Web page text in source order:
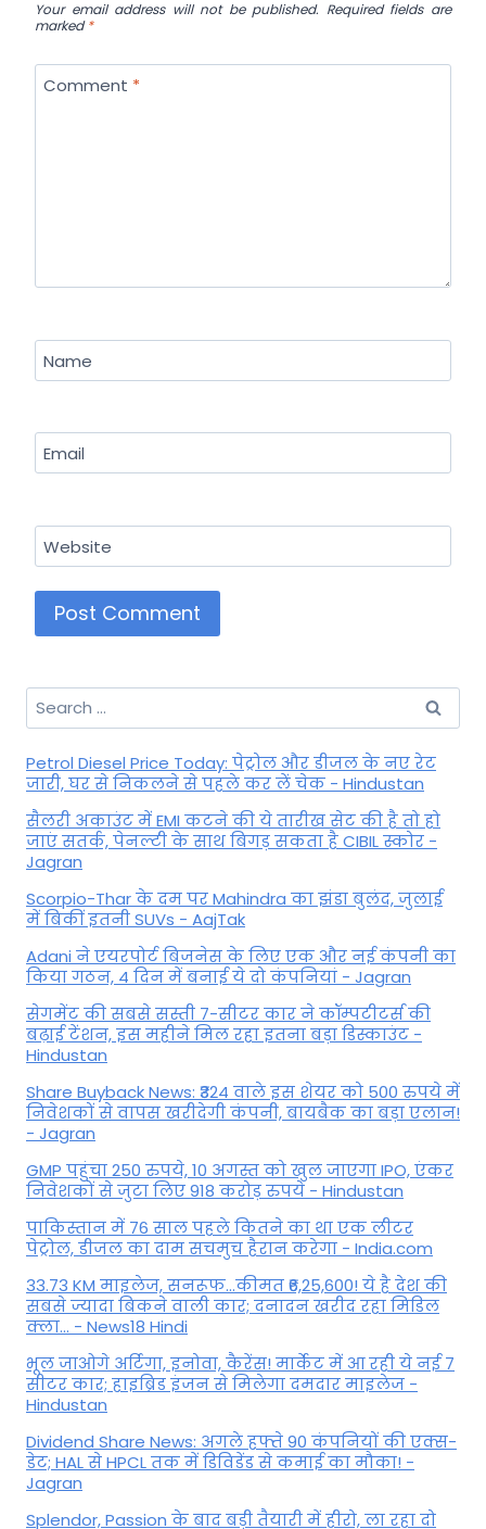
Your email address will not be published. Required fields are
marked*
Comment *
Name
Email
Website
Search
for:
Petrol Diesel Price Today: पेट्रोल और डीजल के नए रेट
जारी, घर से निकलने से पहले कर लें चेक - Hindustan
सैलरी अकाउंट में EMI कटने की ये तारीख सेट की है तो हो
जाएं सतर्क, पेनल्टी के साथ बिगड़ सकता है CIBIL स्कोर -
Jagran
Scorpio-Thar के दम पर Mahindra का झंडा बुलंद, जुलाई
में बिकीं इतनी SUVs - AajTak
Adani ने एयरपोर्ट बिजनेस के लिए एक और नई कंपनी का
किया गठन, 4 दिन में बनाई ये दो कंपनियां - Jagran
सेगमेंट की सबसे सस्ती 7-सीटर कार ने कॉम्पटीटर्स की
बढ़ाई टेंशन, इस महीने मिल रहा इतना बड़ा डिस्काउंट -
Hindustan
Share Buyback News: ₹324 वाले इस शेयर को 500 रुपये में
निवेशकों से वापस खरीदेगी कंपनी, बायबैक का बड़ा एलान!
- Jagran
GMP पहुंचा 250 रुपये, 10 अगस्त को खुल जाएगा IPO, एंकर
निवेशकों से जुटा लिए 918 करोड़ रुपये - Hindustan
पाकिस्तान में 76 साल पहले कितने का था एक लीटर
पेट्रोल, डीजल का दाम सचमुच हैरान करेगा - India.com
33.73 KM माइलेज, सनरूफ...कीमत ₹6,25,600! ये है देश की
सबसे ज्यादा बिकने वाली कार; दनादन खरीद रहा मिडिल
क्ला... - News18 Hindi
भूल जाओगे अर्टिगा, इनोवा, कैरेंस! मार्केट में आ रही ये नई 7
सीटर कार; हाइब्रिड इंजन से मिलेगा दमदार माइलेज -
Hindustan
Dividend Share News: अगले हफ्ते 90 कंपनियों की एक्स-
डेट; HAL से HPCL तक में डिविडेंड से कमाई का मौका! -
Jagran
Splendor, Passion के बाद बड़ी तैयारी में हीरो, ला रहा दो